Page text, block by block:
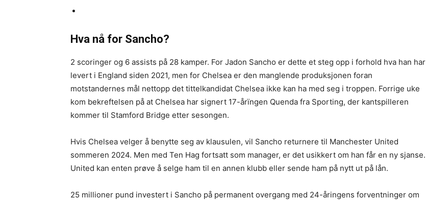
Hva nå for Sancho?
2 scoringer og 6 assists på 28 kamper. For Jadon Sancho er dette et steg opp i forhold hva han har
levert i England siden 2021, men for Chelsea er den manglende produksjonen foran
motstandernes mål nettopp det tittelkandidat Chelsea ikke kan ha med seg i troppen. Forrige uke
kom bekreftelsen på at Chelsea har signert 17-årïngen Quenda fra Sporting, der kantspilleren
kommer til Stamford Bridge etter sesongen.
Hvis Chelsea velger å benytte seg av klausulen, vil Sancho returnere til Manchester United
sommeren 2024. Men med Ten Hag fortsatt som manager, er det usikkert om han får en ny sjanse.
United kan enten prøve å selge ham til en annen klubb eller sende ham på nytt ut på lån.
25 millioner pund investert i Sancho på permanent overgang med 24-åringens forventninger om